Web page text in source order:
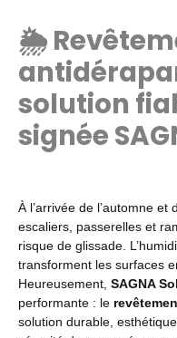
🌦️
solution
signée
À l’arrivée de l’automne
escaliers, passerelles et
risque de glissade.
transforment les surfaces
Heureusement, SAGNA
performante : le
solution durable,